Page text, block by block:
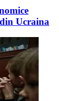
Ucraina